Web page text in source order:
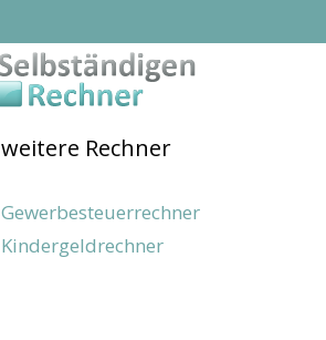
weitere Rechner
Gewerbesteuerrechner
Kindergeldrechner